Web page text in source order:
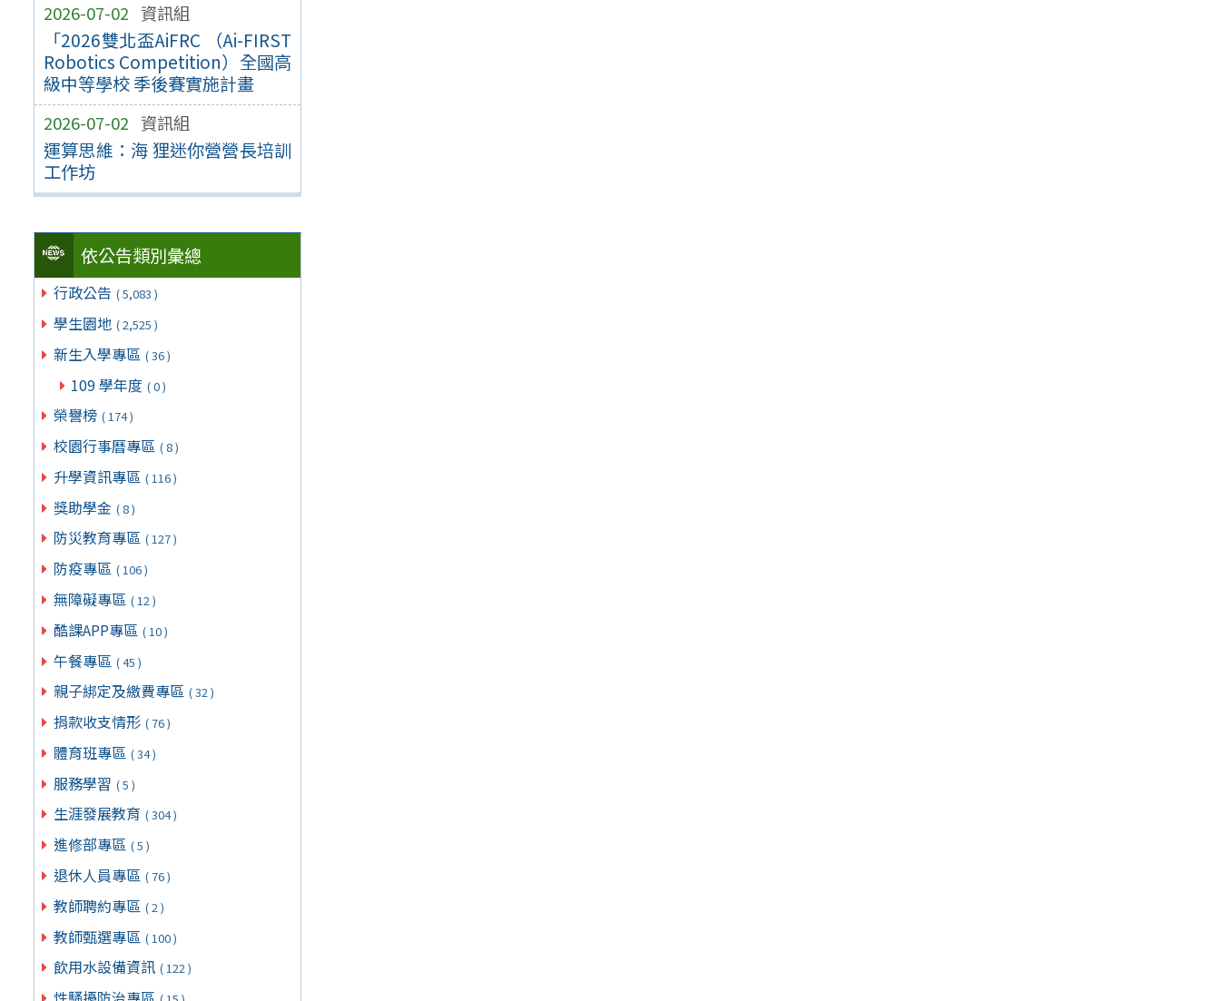
2026-07-02 資訊組
「2026雙北盃AiFRC （Ai-FIRST
Robotics Competition）全國高
級中等學校 季後賽實施計畫
2026-07-02 資訊組
運算思維：海 狸迷你營營長培訓
工作坊
依公告類別彙總
行政公告 ( 5,083 )
學生園地 ( 2,525 )
新生入學專區 ( 36 )
109 學年度 ( 0 )
榮譽榜 ( 174 )
校園行事曆專區 ( 8 )
升學資訊專區 ( 116 )
獎助學金 ( 8 )
防災教育專區 ( 127 )
防疫專區 ( 106 )
無障礙專區 ( 12 )
酷課APP專區 ( 10 )
午餐專區 ( 45 )
親子綁定及繳費專區 ( 32 )
捐款收支情形 ( 76 )
體育班專區 ( 34 )
服務學習 ( 5 )
生涯發展教育 ( 304 )
進修部專區 ( 5 )
退休人員專區 ( 76 )
教師聘約專區 ( 2 )
教師甄選專區 ( 100 )
飲用水設備資訊 ( 122 )